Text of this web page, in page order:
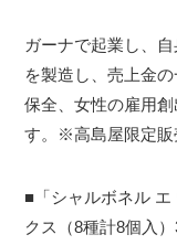
ガーナで起業し、
を製造し、売上金
保全、女性の雇用
す。※高島屋限定
■「シャルボネル
クス（8種計8個入